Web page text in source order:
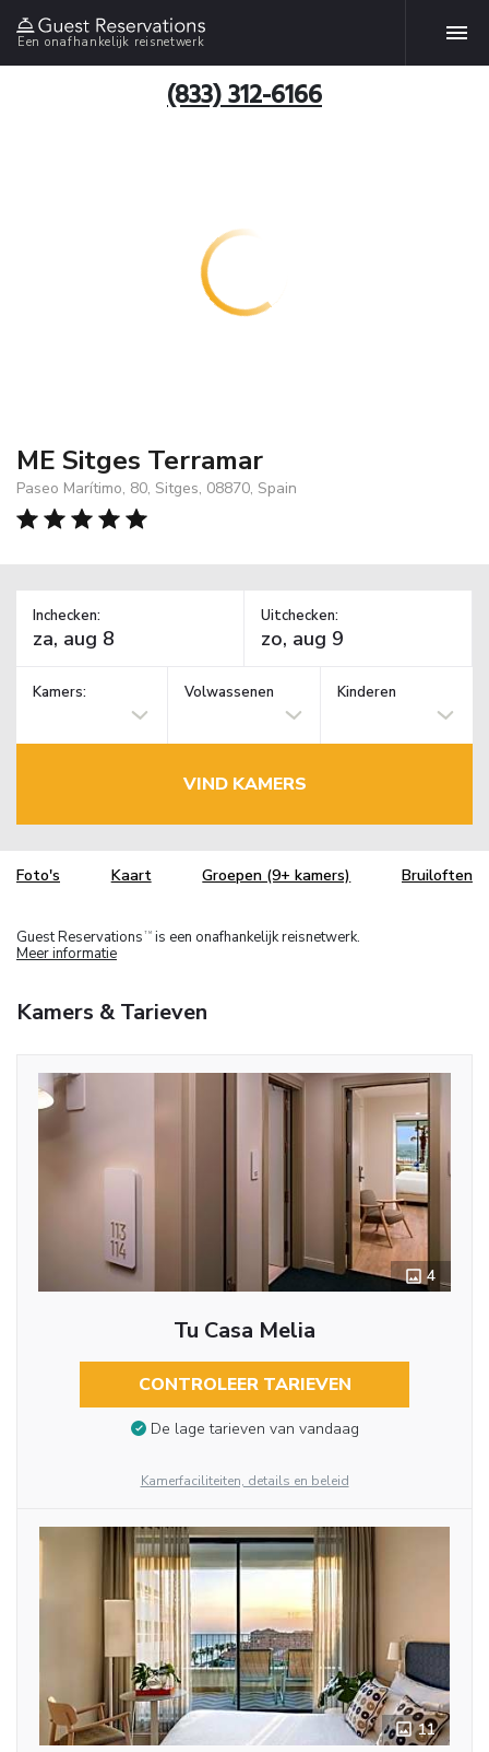
Een onafhankelijk reisnetwerk
(833) 312-6166
ME Sitges Terramar
Paseo Marítimo, 80, Sitges, 08870, Spain
Inchecken: Uitchecken:
Kamers: Volwassenen Kinderen
VIND KAMERS
Foto's Kaart Groepen (9+ kamers) Bruiloften
Guest Reservations TM is een onafhankelijk reisnetwerk.
Meer informatie
Kamers & Tarieven
4
Tu Casa Melia
CONTROLEER TARIEVEN
De lage tarieven van vandaag
Kamerfaciliteiten, details en beleid
11